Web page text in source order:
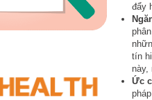
đẩy
tín
này,
Ức